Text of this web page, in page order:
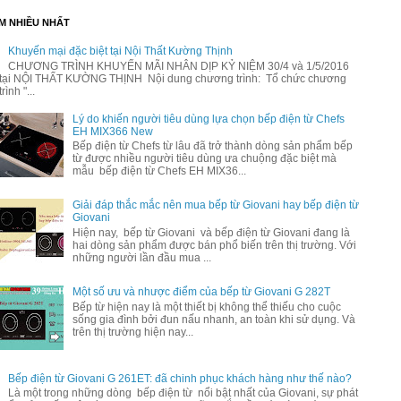
NHIỀU NHẤT
Khuyến mại đặc biệt tại Nội Thất Kường Thịnh
CHƯƠNG TRÌNH KHUYẾN MÃI NHÂN DỊP KỶ NIỆM 30/4 và 1/5/2016
tại NỘI THẤT KƯỜNG THỊNH Nội dung chương trình: Tổ chức chương
trình "...
Lý do khiến người tiêu dùng lựa chọn bếp điện từ Chefs
EH MIX366 New
Bếp điện từ Chefs từ lâu đã trở thành dòng sản phẩm bếp
từ được nhiều người tiêu dùng ưa chuộng đặc biệt mà
mẫu bếp điện từ Chefs EH MIX36...
Giải đáp thắc mắc nên mua bếp từ Giovani hay bếp điện từ
Giovani
Hiện nay, bếp từ Giovani và bếp điện từ Giovani đang là
hai dòng sản phẩm được bán phổ biến trên thị trường. Với
những người lần đầu mua ...
Một số ưu và nhược điểm của bếp từ Giovani G 282T
Bếp từ hiện nay là một thiết bị không thể thiếu cho cuộc
sống gia đình bởi đun nấu nhanh, an toàn khi sử dụng. Và
trên thị trường hiện nay...
Bếp điện từ Giovani G 261ET: đã chinh phục khách hàng như thế nào?
Là một trong những dòng bếp điện từ nổi bật nhất của Giovani, sự phát